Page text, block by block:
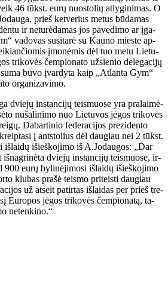
46 tūkst. eu­rų nuos­to­lių at­ly­gi­ni­mas. O
prieš ket­ve­rius me­tus bū­da­mas
ir ne­tu­rė­da­mas jos pa­ve­di­mo ar įga­
va­do­vas su­si­ta­rė su Kau­no mies­te ap­
įmo­nė­mis dėl tuo me­tu Lie­tu­
tri­ko­vės čem­pio­na­to už­sie­nio de­le­ga­ci­jų
bu­vo įvar­dy­ta kaip „At­lan­ta Gym“
or­ga­ni­za­vi­mo.
dvie­jų ins­tan­ci­jų teis­muo­se yra pra­lai­mė­
nu­ša­li­ni­mo nuo Lie­tu­vos jė­gos tri­ko­vės
Da­bar­ti­nio fe­de­ra­ci­jos pre­zi­den­to
į ant­sto­lius dėl dau­giau nei 2 tūkst.
iš­ieš­ko­ji­mo iš A.Jo­dau­gos: „Dar
dvie­jų ins­tan­ci­jų teis­muo­se, ir­
900 eu­rų by­li­nė­ji­mo­si iš­lai­dų iš­ieš­ko­ji­mo
klu­bas pra­šė teis­mo pri­teis­ti dau­giau
už at­seit pa­tir­tas iš­lai­das per prieš tre­
Eu­ro­pos jė­gos tri­ko­vės čem­pio­na­tą, ta­
ne­ten­ki­no.“